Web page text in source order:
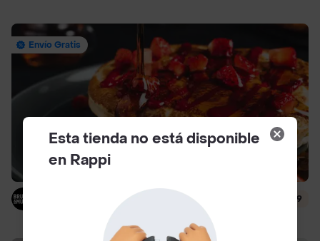
Envío Gratis
Brunch & Munch
$ 4500
4.9
Esta tienda no está disponible
en Rappi